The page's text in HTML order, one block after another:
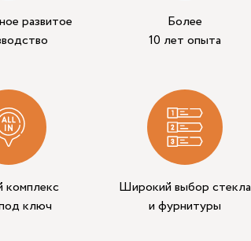
развитое
Более
10 лет опыта
комплекс
ключ
Широкий выбор стекла
и фурнитуры